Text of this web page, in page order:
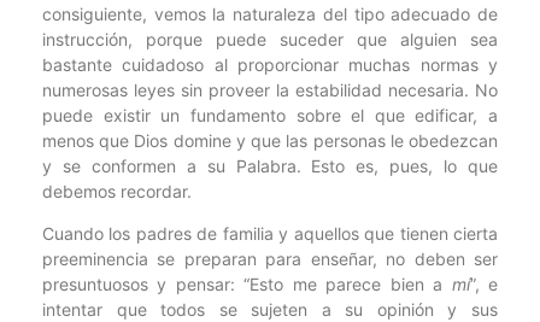
consiguiente, vemos la naturaleza del tipo adecuado de
instrucción, porque puede suceder que alguien sea
bastante cuidadoso al proporcionar muchas normas y
numerosas leyes sin proveer la estabilidad necesaria. No
puede existir un fundamento sobre el que edificar, a
menos que Dios domine y que las personas le obedezcan
y se conformen a su Palabra. Esto es, pues, lo que
debemos recordar.
Cuando los padres de familia y aquellos que tienen cierta
preeminencia se preparan para enseñar, no deben ser
presuntuosos y pensar: “Esto me parece bien a mí”, e
intentar que todos se sujeten a su opinión y sus